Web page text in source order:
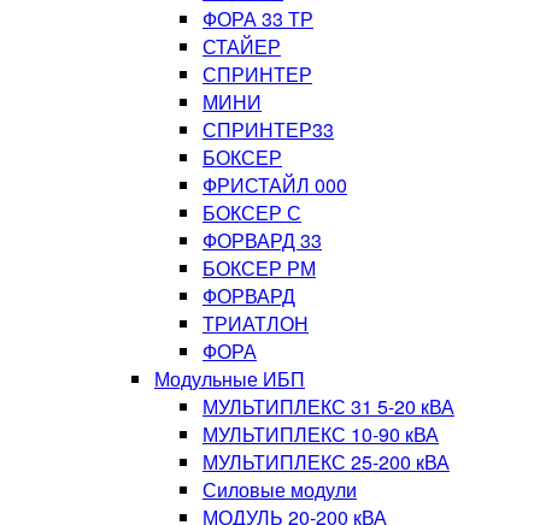
ФОРА 33 ТР
СТАЙЕР
СПРИНТЕР
МИНИ
СПРИНТЕР33
БОКСЕР
ФРИСТАЙЛ 000
БОКСЕР С
ФОРВАРД 33
БОКСЕР РМ
ФОРВАРД
ТРИАТЛОН
ФОРА
Модульные ИБП
МУЛЬТИПЛЕКС 31 5-20 кВА
МУЛЬТИПЛЕКС 10-90 кВА
МУЛЬТИПЛЕКС 25-200 кВА
Силовые модули
МОДУЛЬ 20-200 кВА